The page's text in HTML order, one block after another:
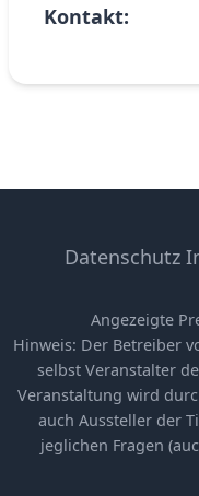
Kontakt:
Datenschutz
Angezeigte
Hinweis: Der Betreiber
selbst Veranstalter
Veranstaltung wird
auch Aussteller der
jeglichen Fragen